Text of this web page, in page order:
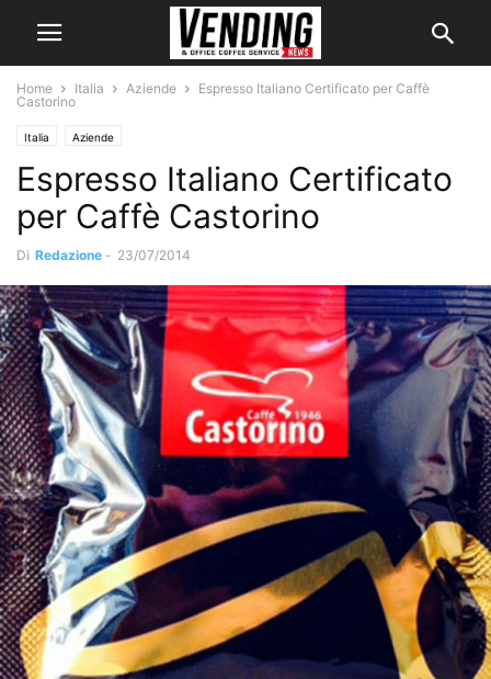
Home Italia Aziende
Espresso Italiano Certificato per Caffè
Castorino
Italia Aziende
Espresso Italiano Certificato
per Caffè Castorino
Di Redazione - 23/07/2014